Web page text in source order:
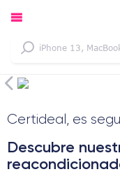
Certideal, es
Descubre